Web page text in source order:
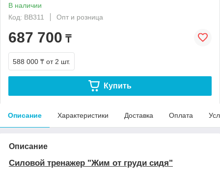
В наличии
Код: ВВ311
Опт и розница
687 700 ₸
588 000 ₸ от 2 шт.
Купить
Описание Характеристики Доставка Оплата
Описание
Силовой тренажер "Жим от груди сидя"